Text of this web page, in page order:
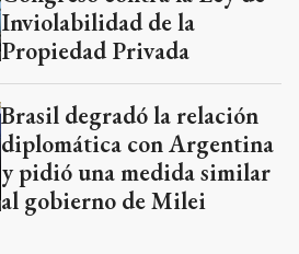
Inviolabilidad de la
Propiedad Privada
Brasil degradó la relación
diplomática con Argentina
y pidió una medida similar
al gobierno de Milei